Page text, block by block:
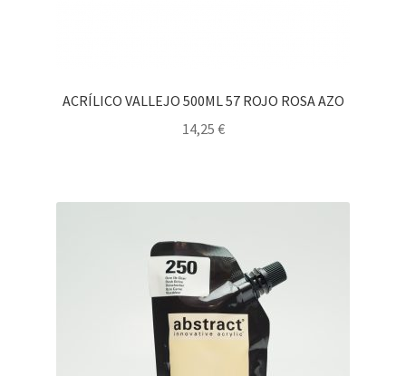
ACRÍLICO VALLEJO 500ML 57 ROJO ROSA AZO
14,25 €